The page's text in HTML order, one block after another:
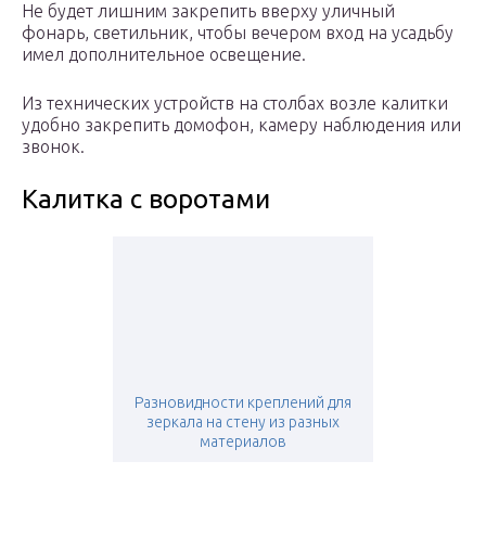
Не будет лишним закрепить вверху уличный
фонарь, светильник, чтобы вечером вход на усадьбу
имел дополнительное освещение.
Из технических устройств на столбах возле калитки
удобно закрепить домофон, камеру наблюдения или
звонок.
Калитка с воротами
Разновидности креплений для
зеркала на стену из разных
материалов